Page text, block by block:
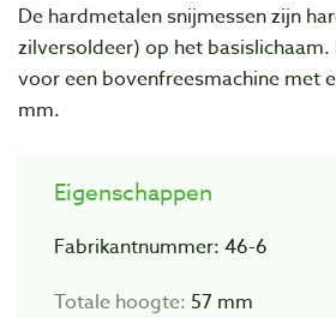
De hardmetalen snijmessen zijn
zilversoldeer) op het
voor een bovenfreesmachine met
mm.
Eigenschappen
Fabrikantnummer: 46-6
Totale hoogte: 57 mm